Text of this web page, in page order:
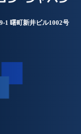
1 曙町新井ビル1002号